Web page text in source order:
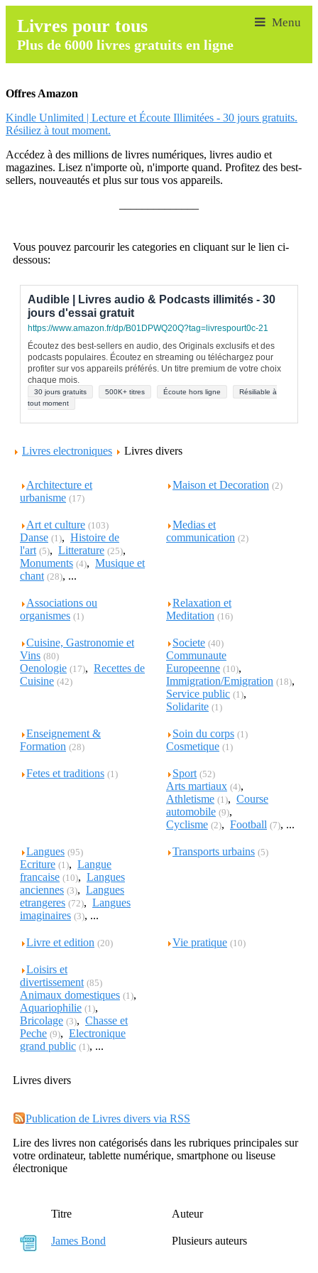
Livres pour tous
Plus de 6000 livres gratuits en ligne
Offres Amazon
Kindle Unlimited | Lecture et Écoute Illimitées - 30 jours gratuits.
Résiliez à tout moment.
Accédez à des millions de livres numériques, livres audio et
magazines. Lisez n'importe où, n'importe quand. Profitez des best-
sellers, nouveautés et plus sur tous vos appareils.
Vous pouvez parcourir les categories en cliquant sur le lien ci-
dessous:
Audible | Livres audio & Podcasts illimités - 30
jours d'essai gratuit
https://www.amazon.fr/dp/B01DPWQ20Q?tag=livrespourt0c-21
Écoutez des best-sellers en audio, des Originals exclusifs et des
podcasts populaires. Écoutez en streaming ou téléchargez pour
profiter sur vos appareils préférés. Un titre premium de votre choix
chaque mois.
30 jours gratuits 500K+ titres Écoute hors ligne
Résiliable à
tout moment
Livres electroniques Livres divers
Architecture et
urbanisme (17)
Maison et Decoration (2)
Art et culture (103)
Danse (1), Histoire de
l'art (5), Litterature (25),
Monuments (4), Musique et
chant (28), ...
Medias et
communication (2)
Associations ou
organismes (1)
Relaxation et
Meditation (16)
Cuisine, Gastronomie et
Vins (80)
Oenologie (17), Recettes de
Cuisine (42)
Societe (40)
Communaute
Europeenne (10),
Immigration/Emigration (18),
Service public (1),
Solidarite (1)
Enseignement &
Formation (28)
Soin du corps (1)
Cosmetique (1)
Fetes et traditions (1) Sport (52)
Arts martiaux (4),
Athletisme (1), Course
automobile (9),
Cyclisme (2), Football (7), ...
Langues (95)
Ecriture (1), Langue
francaise (10), Langues
anciennes (3), Langues
etrangeres (72), Langues
imaginaires (3), ...
Transports urbains (5)
Livre et edition (20) Vie pratique (10)
Loisirs et
divertissement (85)
Animaux domestiques (1),
Aquariophilie (1),
Bricolage (3), Chasse et
Peche (9), Electronique
grand public (1), ...
Livres divers
Publication de Livres divers via RSS
Lire des livres non catégorisés dans les rubriques principales sur
votre ordinateur, tablette numérique, smartphone ou liseuse
électronique
Titre Auteur
James Bond Plusieurs auteurs